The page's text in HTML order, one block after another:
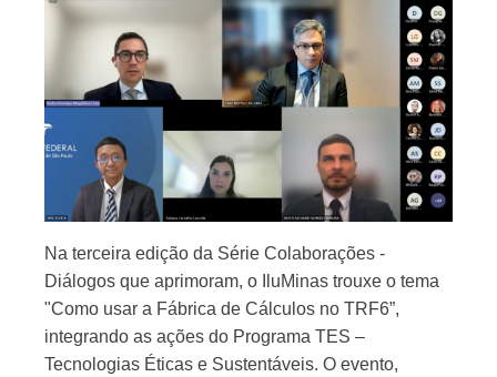
Na terceira edição da Série Colaborações -
Diálogos que aprimoram, o IluMinas trouxe o tema
"Como usar a Fábrica de Cálculos no TRF6”,
integrando as ações do Programa TES –
Tecnologias Éticas e Sustentáveis. O evento,